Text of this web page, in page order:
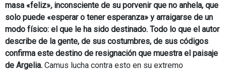
masa «feliz», inconsciente de su porvenir que no anhela, que
solo puede «esperar o tener esperanza» y arraigarse de un
modo físico: el que le ha sido destinado. Todo lo que el autor
describe de la gente, de sus costumbres, de sus códigos
confirma este destino de resignación que muestra el paisaje
de Argelia. Camus lucha contra esto en su extremo